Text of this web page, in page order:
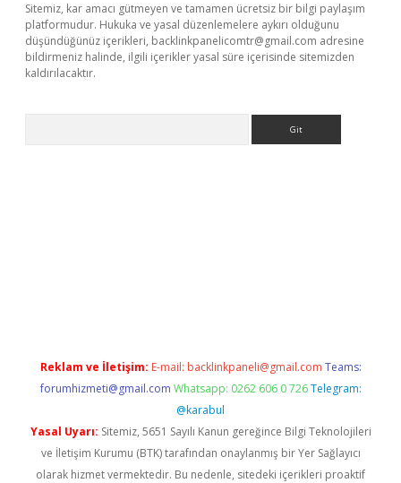
Sitemiz, kar amacı gütmeyen ve tamamen ücretsiz bir bilgi paylaşım
platformudur. Hukuka ve yasal düzenlemelere aykırı olduğunu
düşündüğünüz içerikleri, backlinkpanelicomtr@gmail.com adresine
bildirmeniz halinde, ilgili içerikler yasal süre içerisinde sitemizden
kaldırılacaktır.
Reklam ve İletişim: E-mail: backlinkpaneli@gmail.com Teams:
forumhizmeti@gmail.com Whatsapp: 0262 606 0 726 Telegram:
@karabul
Yasal Uyarı: Sitemiz, 5651 Sayılı Kanun gereğince Bilgi Teknolojileri
ve İletişim Kurumu (BTK) tarafından onaylanmış bir Yer Sağlayıcı
olarak hizmet vermektedir. Bu nedenle, sitedeki içerikleri proaktif